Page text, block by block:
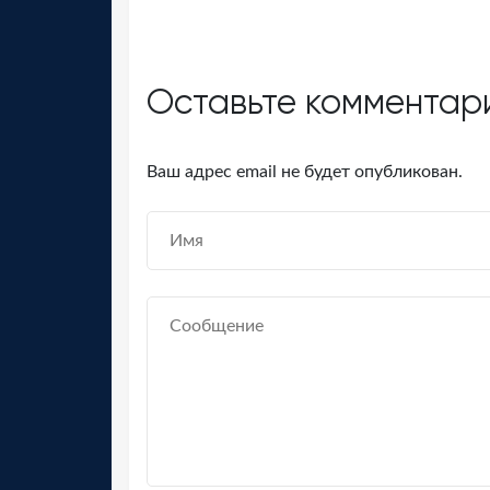
Оставьте
Ваш адрес email не будет опубликован.